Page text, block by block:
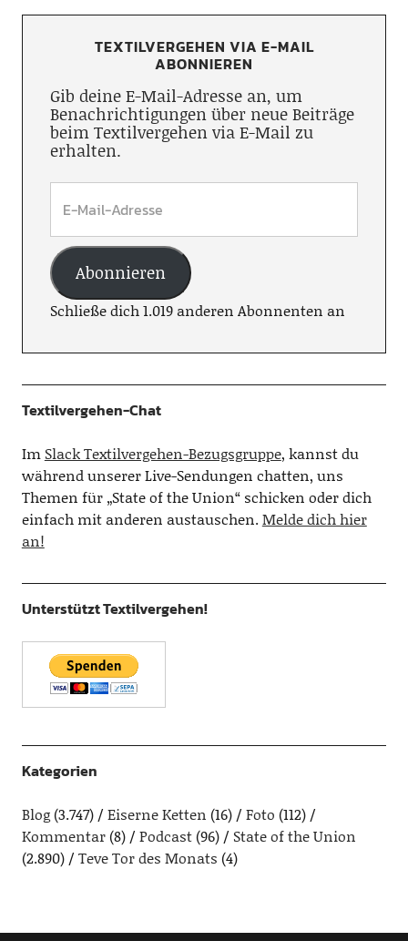
TEXTILVERGEHEN VIA E-MAIL
ABONNIEREN
Gib deine E-Mail-Adresse an, um
Benachrichtigungen über neue Beiträge
beim Textilvergehen via E-Mail zu
erhalten.
Abonnieren
Schließe dich 1.019 anderen Abonnenten an
Textilvergehen-Chat
Im Slack Textilvergehen-Bezugsgruppe, kannst du
während unserer Live-Sendungen chatten, uns
Themen für „State of the Union“ schicken oder dich
einfach mit anderen austauschen.Melde dich hier
an!
Unterstützt Textilvergehen!
Kategorien
Blog(3.747) Eiserne Ketten (16) Foto (112)
Kommentar(8) Podcast(96)
State of the Union
(2.890)
Teve Tor des Monats (4)